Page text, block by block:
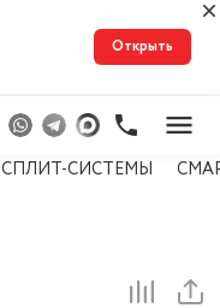
Открыть
СПЛИТ-СИСТЕМЫ